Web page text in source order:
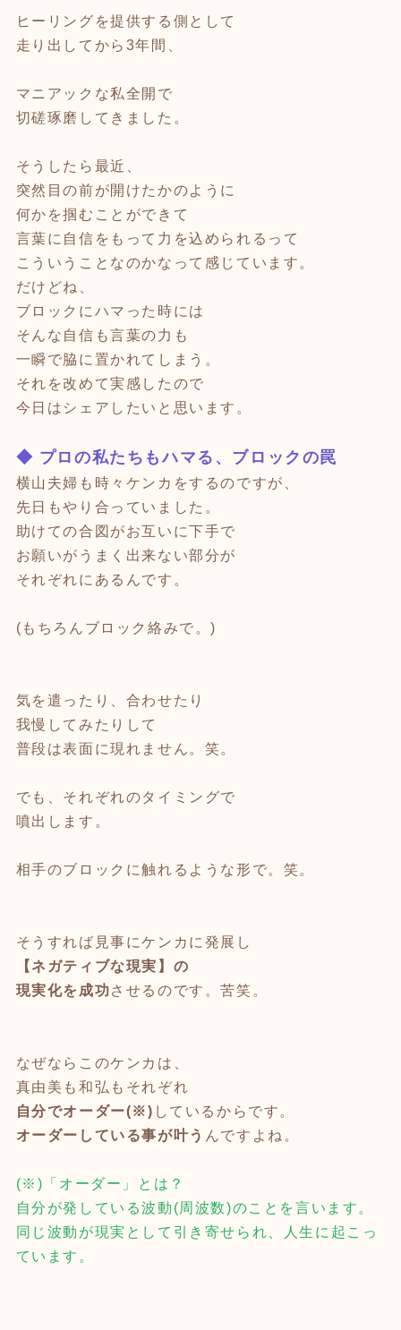
ヒーリングを提供する側として
走り出してから3年間、
マニアックな私全開で
切磋琢磨してきました。
そうしたら最近、
突然目の前が開けたかのように
何かを掴むことができて
言葉に自信をもって力を込められるって
こういうことなのかなって感じています。
だけどね、
ブロックにハマった時には
そんな自信も言葉の力も
一瞬で脇に置かれてしまう。
それを改めて実感したので
今日はシェアしたいと思います。
◆ プロの私たちもハマる、ブロックの罠
横山夫婦も時々ケンカをするのですが、
先日もやり合っていました。
助けての合図がお互いに下手で
お願いがうまく出来ない部分が
それぞれにあるんです。
(もちろんブロック絡みで。)
気を遣ったり、合わせたり
我慢してみたりして
普段は表面に現れません。笑。
でも、それぞれのタイミングで
噴出します。
相手のブロックに触れるような形で。笑。
そうすれば見事にケンカに発展し
【ネガティブな現実】の
現実化を成功させるのです。苦笑。
なぜならこのケンカは、
真由美も和弘もそれぞれ
自分でオーダー(※) しているからです。
オーダーしている事が叶う んですよね。
(※)「オーダー」とは？
自分が発している波動(周波数)のことを言います。
同じ波動が現実として引き寄せられ、人生に起こっ
ています。